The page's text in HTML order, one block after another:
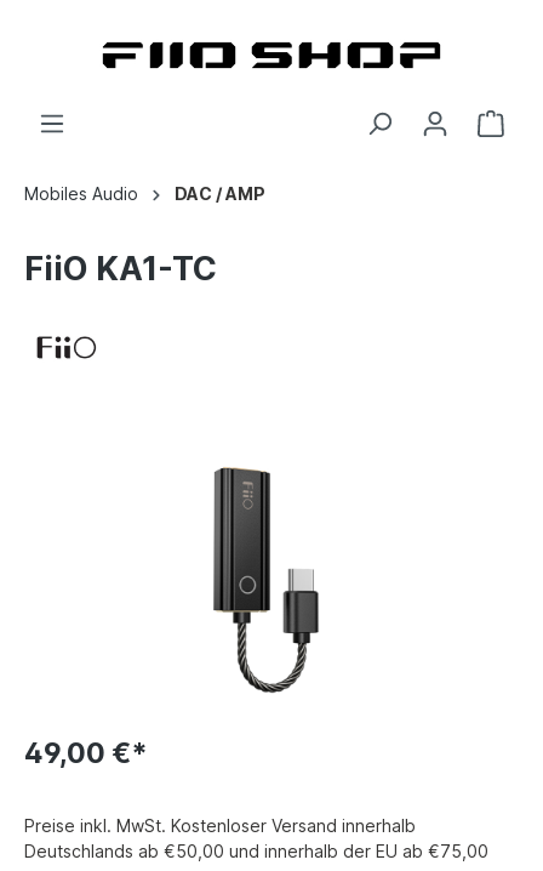
Mobiles Audio DAC / AMP
FiiO KA1-TC
49,00 €*
Preise inkl. MwSt. Kostenloser Versand innerhalb
Deutschlands ab €50,00 und innerhalb der EU ab €75,00